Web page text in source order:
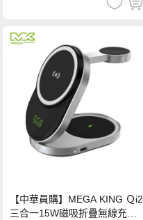
【中華員購】MEGA KING Ｑi2
三合一15W磁吸折疊無線充電